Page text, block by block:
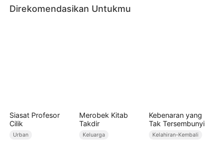
Direkomendasikan Untukmu
Siasat Profesor
Cilik
Urban
Merobek Kitab
Takdir
Keluarga
Kebenaran yang
Tak Tersembunyi
Kelahiran-Kembali